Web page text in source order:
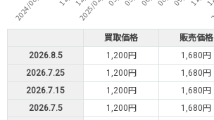
買取価格 販売価格
2026.8.5
1,200円 1,680円
2026.7.25
1,200円 1,680円
2026.7.15
1,200円 1,680円
2026.7.5
1,200円 1,680円